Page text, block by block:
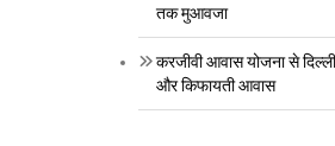
तक मुआवजा
करजीवी आवास योजना से
और किफायती आवास